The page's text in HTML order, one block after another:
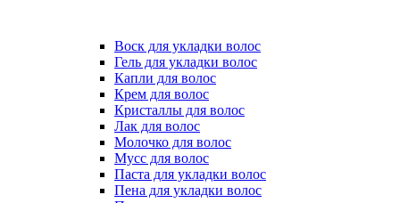
Воск для укладки волос
Гель для укладки волос
Капли для волос
Крем для волос
Кристаллы для волос
Лак для волос
Молочко для волос
Мусс для волос
Паста для укладки волос
Пена для укладки волос